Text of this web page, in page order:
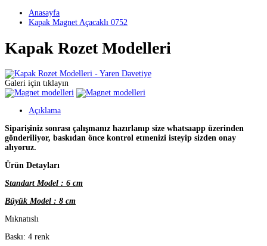
Anasayfa
Kapak Magnet Açacaklı 0752
Kapak Rozet Modelleri
Galeri için tıklayın
Açıklama
Siparişiniz sonrası çalışmanız hazırlanıp size whatsaapp üzerinden
gönderiliyor, baskıdan önce kontrol etmenizi isteyip sizden onay
alıyoruz.
Ürün Detayları
Standart Model : 6 cm
Büyük Model : 8 cm
Mıknatıslı
Baskı: 4 renk